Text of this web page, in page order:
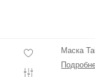
Маска